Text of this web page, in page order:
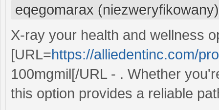
eqegomarax (niezweryfikowany)
X-ray your health and wellness
[URL=https://alliedentinc.com/
100mgmil[/URL - . Whether
this option provides a reliable